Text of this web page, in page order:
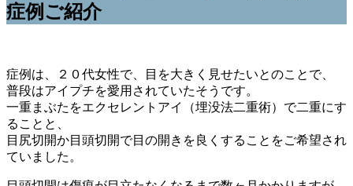
症例ご紹介
症例は、２０代女性で、目を大きく見せたいとのことで、
普段はアイプチを愛用されていたそうです。
一重まぶたをエクセレントアイ（埋没法二重術）で二重にす
ることと、
目尻切開か目頭切開で目の開きを良くすることをご希望され
ていました。